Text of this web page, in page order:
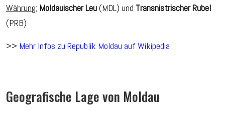
Währung: Moldauischer Leu(MDL) und Transnistrischer Rubel
(PRB)
>> Mehr Infos zu Republik Moldau auf Wikipedia
Geografische Lage von Moldau